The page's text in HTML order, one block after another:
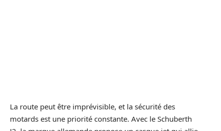
La route peut être imprévisible, et la sécurité des
motards est une priorité constante. Avec le Schuberth